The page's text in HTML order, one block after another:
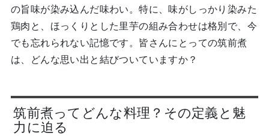
の旨味が染み込んだ味わい。特に、味がしっかり染みた
鶏肉と、ほっくりとした里芋の組み合わせは格別で、今
でも忘れられない記憶です。皆さんにとっての筑前煮
は、どんな思い出と結びついていますか？
筑前煮ってどんな料理？その定義と魅
力に迫る